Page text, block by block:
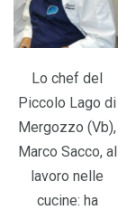
Lo chef del
Piccolo Lago di
Mergozzo (Vb),
Marco Sacco, al
lavoro nelle
cucine: ha